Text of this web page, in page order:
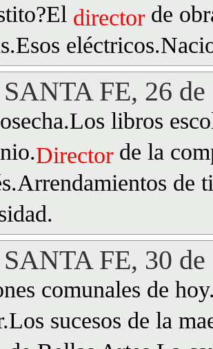
director de
SANTA FE, 26
libros
Director de la
de
SANTA FE, 30
comunales de
sucesos de la